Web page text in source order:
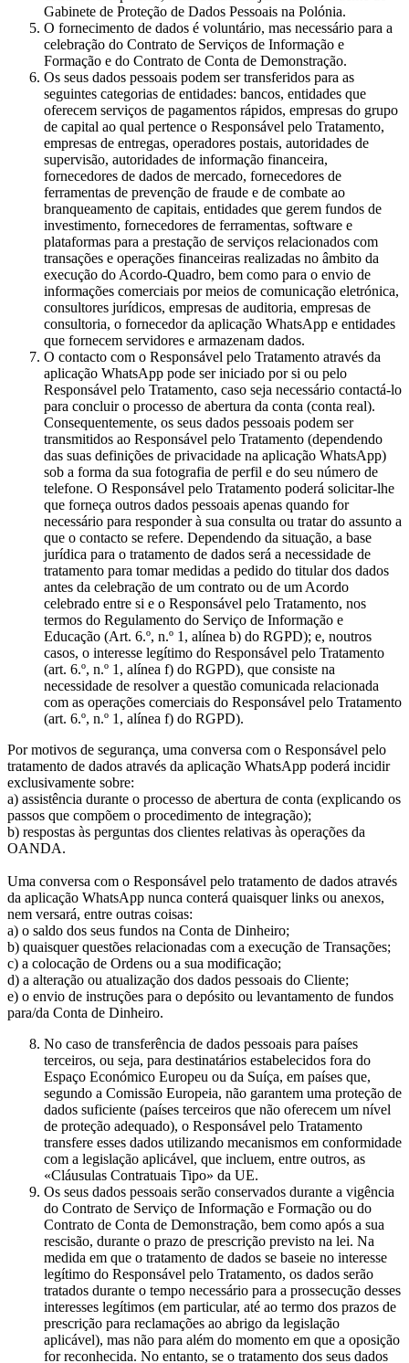
Gabinete de Proteção de Dados Pessoais na Polónia.
O fornecimento de dados é voluntário, mas necessário para a
celebração do Contrato de Serviços de Informação e
Formação e do Contrato de Conta de Demonstração.
Os seus dados pessoais podem ser transferidos para as
seguintes categorias de entidades: bancos, entidades que
oferecem serviços de pagamentos rápidos, empresas do grupo
de capital ao qual pertence o Responsável pelo Tratamento,
empresas de entregas, operadores postais, autoridades de
supervisão, autoridades de informação financeira,
fornecedores de dados de mercado, fornecedores de
ferramentas de prevenção de fraude e de combate ao
branqueamento de capitais, entidades que gerem fundos de
investimento, fornecedores de ferramentas, software e
plataformas para a prestação de serviços relacionados com
transações e operações financeiras realizadas no âmbito da
execução do Acordo-Quadro, bem como para o envio de
informações comerciais por meios de comunicação eletrónica,
consultores jurídicos, empresas de auditoria, empresas de
consultoria, o fornecedor da aplicação WhatsApp e entidades
que fornecem servidores e armazenam dados.
O contacto com o Responsável pelo Tratamento através da
aplicação WhatsApp pode ser iniciado por si ou pelo
Responsável pelo Tratamento, caso seja necessário contactá-lo
para concluir o processo de abertura da conta (conta real).
Consequentemente, os seus dados pessoais podem ser
transmitidos ao Responsável pelo Tratamento (dependendo
das suas definições de privacidade na aplicação WhatsApp)
sob a forma da sua fotografia de perfil e do seu número de
telefone. O Responsável pelo Tratamento poderá solicitar-lhe
que forneça outros dados pessoais apenas quando for
necessário para responder à sua consulta ou tratar do assunto a
que o contacto se refere. Dependendo da situação, a base
jurídica para o tratamento de dados será a necessidade de
tratamento para tomar medidas a pedido do titular dos dados
antes da celebração de um contrato ou de um Acordo
celebrado entre si e o Responsável pelo Tratamento, nos
termos do Regulamento do Serviço de Informação e
Educação (Art. 6.º, n.º 1, alínea b) do RGPD); e, noutros
casos, o interesse legítimo do Responsável pelo Tratamento
(art. 6.º, n.º 1, alínea f) do RGPD), que consiste na
necessidade de resolver a questão comunicada relacionada
com as operações comerciais do Responsável pelo Tratamento
(art. 6.º, n.º 1, alínea f) do RGPD).
Por motivos de segurança, uma conversa com o Responsável pelo
tratamento de dados através da aplicação WhatsApp poderá incidir
exclusivamente sobre:
a) assistência durante o processo de abertura de conta (explicando os
passos que compõem o procedimento de integração);
b) respostas às perguntas dos clientes relativas às operações da
OANDA.
Uma conversa com o Responsável pelo tratamento de dados através
da aplicação WhatsApp nunca conterá quaisquer links ou anexos,
nem versará, entre outras coisas:
a) o saldo dos seus fundos na Conta de Dinheiro;
b) quaisquer questões relacionadas com a execução de Transações;
c) a colocação de Ordens ou a sua modificação;
d) a alteração ou atualização dos dados pessoais do Cliente;
e) o envio de instruções para o depósito ou levantamento de fundos
para/da Conta de Dinheiro.
No caso de transferência de dados pessoais para países
terceiros, ou seja, para destinatários estabelecidos fora do
Espaço Económico Europeu ou da Suíça, em países que,
segundo a Comissão Europeia, não garantem uma proteção de
dados suficiente (países terceiros que não oferecem um nível
de proteção adequado), o Responsável pelo Tratamento
transfere esses dados utilizando mecanismos em conformidade
com a legislação aplicável, que incluem, entre outros, as
«Cláusulas Contratuais Tipo» da UE.
Os seus dados pessoais serão conservados durante a vigência
do Contrato de Serviço de Informação e Formação ou do
Contrato de Conta de Demonstração, bem como após a sua
rescisão, durante o prazo de prescrição previsto na lei. Na
medida em que o tratamento de dados se baseie no interesse
legítimo do Responsável pelo Tratamento, os dados serão
tratados durante o tempo necessário para a prossecução desses
interesses legítimos (em particular, até ao termo dos prazos de
prescrição para reclamações ao abrigo da legislação
aplicável), mas não para além do momento em que a oposição
for reconhecida. No entanto, se o tratamento dos seus dados